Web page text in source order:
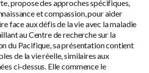
propose des approches spécifiques,
et compassion, pour aider
face aux défis de la vie avec la maladie
au Centre de recherche sur la
du Pacifique, sa présentation contient
de la vie réelle, similaires aux
ci-dessus. Elle commence le